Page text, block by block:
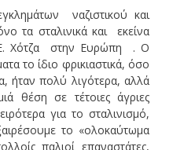
ναζιστικού και
τα σταλινικά και εκείνα
Ε. Χότζα στην Ευρώπη . Ο
το ίδιο φρικιαστικά, όσο
ήταν πολύ λιγότερα, αλλά
θέση σε τέτοιες άγριες
για το σταλινισμό,
το «ολοκαύτωμα
παλιοί επαναστάτες,